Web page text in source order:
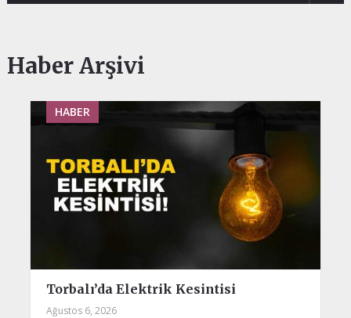
Haber Arşivi
HABER
Torbalı’da Elektrik Kesintisi
Ağustos 6, 2026